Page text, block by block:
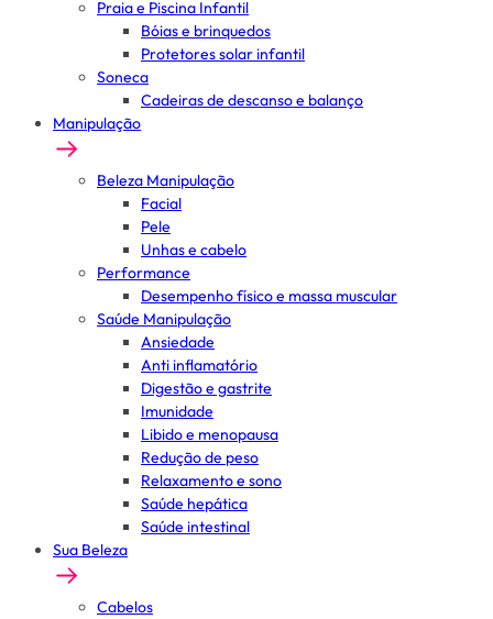
Praia e Piscina Infantil
Bóias e brinquedos
Protetores solar infantil
Soneca
Cadeiras de descanso e balanço
Manipulação
Beleza Manipulação
Facial
Pele
Unhas e cabelo
Performance
Desempenho físico e massa muscular
Saúde Manipulação
Ansiedade
Anti inflamatório
Digestão e gastrite
Imunidade
Libido e menopausa
Redução de peso
Relaxamento e sono
Saúde hepática
Saúde intestinal
Sua Beleza
Cabelos